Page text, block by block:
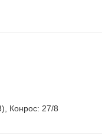
Конрос: 27/8